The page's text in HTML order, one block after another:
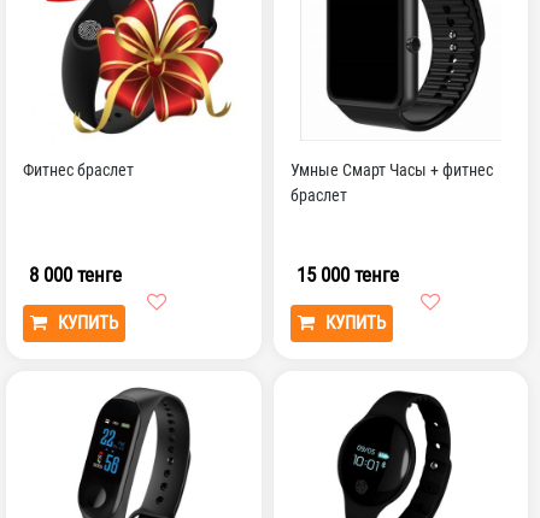
Фитнес браслет
8 000 тенге
КУПИТЬ
Умные Смарт Часы + фитнес
браслет
15 000 тенге
КУПИТЬ